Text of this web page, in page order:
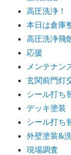
高圧洗浄！
本日は倉庫
高圧洗浄飛
応援
メンテナン
玄関前門灯
シール打ち
デッキ塗装
シール打ち
外壁塗装&
現場調査